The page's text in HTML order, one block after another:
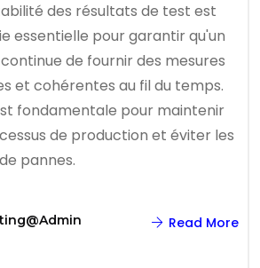
des résultats de test est
essentielle pour garantir qu'un
de fournir des mesures
et cohérentes au fil du temps.
fondamentale pour maintenir
de production et éviter les
pannes.
Read More